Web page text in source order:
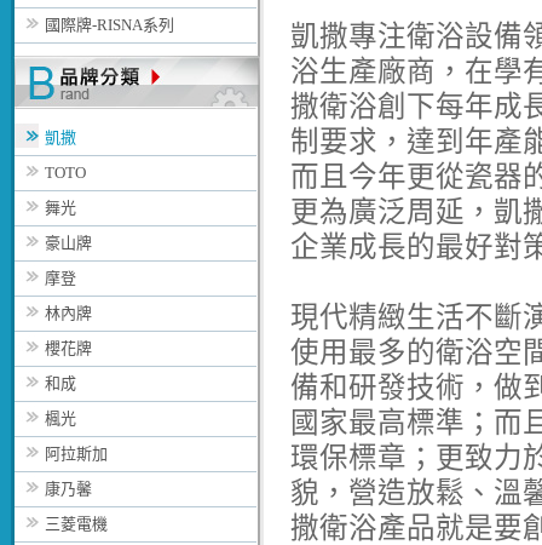
國際牌-RISNA系列
凱撒
TOTO
舞光
豪山牌
摩登
林內牌
櫻花牌
和成
楓光
阿拉斯加
康乃馨
三菱電機
凱撒專注衛浴設備
浴生產廠商，在學
撒衛浴創下每年成
制要求，達到年產
而且今年更從瓷器
更為廣泛周延，凱
企業成長的最好對
現代精緻生活不斷
使用最多的衛浴空
備和研發技術，做
國家最高標準；而
環保標章；更致力
貌，營造放鬆、溫
撒衛浴產品就是要